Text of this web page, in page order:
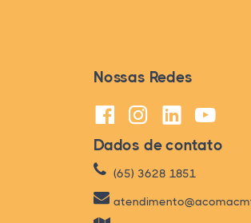
Nossas Redes
Dados de contato
(65) 3628 1851